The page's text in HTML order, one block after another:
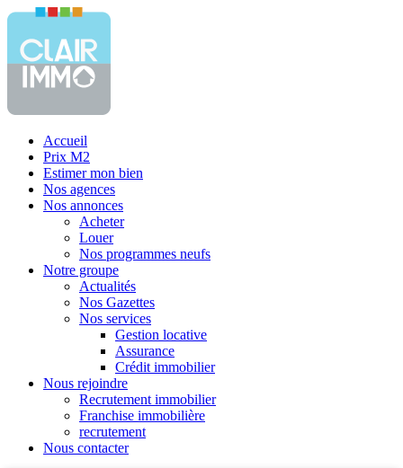
Accueil
Prix M2
Estimer mon bien
Nos agences
Nos annonces
Acheter
Louer
Nos programmes neufs
Notre groupe
Actualités
Nos Gazettes
Nos services
Gestion locative
Assurance
Crédit immobilier
Nous rejoindre
Recrutement immobilier
Franchise immobilière
recrutement
Nous contacter